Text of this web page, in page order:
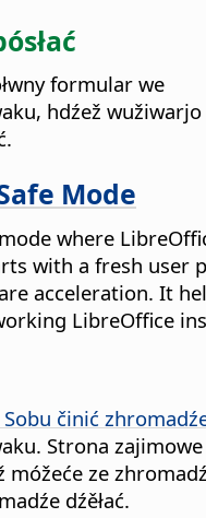
formular we
hdźež
Mode
where
with a fresh user
acceleration. It
LibreOffice
činić
Strona
móžeće ze
dźěłać.